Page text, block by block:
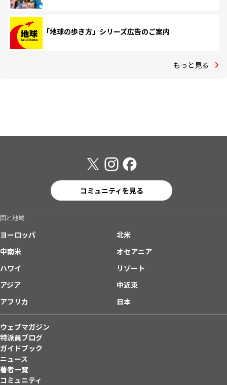
「地球の歩き方」シリーズ広告のご案内
もっと見る
コミュニティを見る
国と地域
ヨーロッパ
北米
中南米
オセアニア
ハワイ
リゾート
アジア
中近東
アフリカ
日本
ウェブマガジン
特派員ブログ
ガイドブック
ニュース
著者一覧
コミュニティ